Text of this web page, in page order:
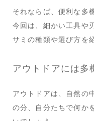
それならば、便利な多
今回は、細かい工具や
サミの種類や選び方を
アウトドアには多
アウトドアは、自然の
の分、自分たちで何か